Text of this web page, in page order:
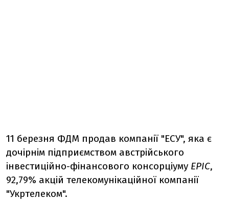
11 березня ФДМ продав компанії "ЕСУ", яка є
дочірнім підприємством австрійського
інвестиційно-фінансового консорціуму EPIC,
92,79% акцій телекомунікаційної компанії
"Укртелеком".